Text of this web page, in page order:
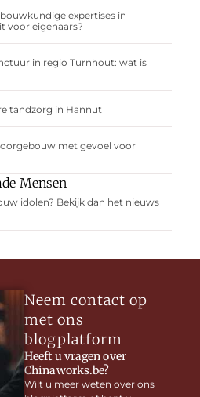
expertises in
voor eigenaars?
in regio Turnhout: wat is
tandzorg in Hannut
met gevoel voor
Mensen
idolen? Bekijk dan het nieuws
Neem contact op
met ons
blogplatform
Heeft u vragen over
Chinaworks.be?
Wilt u meer weten over ons